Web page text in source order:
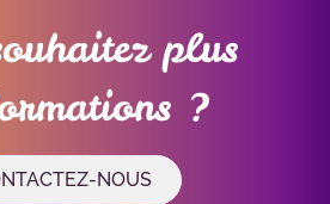
plus
?
NOUS